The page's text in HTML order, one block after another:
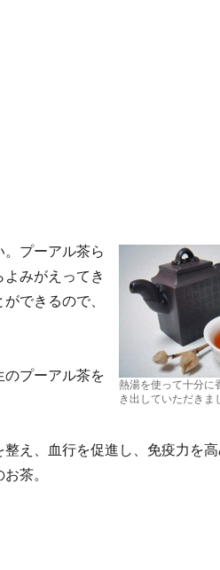
熱湯を使って十分に
き出していただきま
プーアル茶ら
みがえってき
できるので、
のプーアル茶を
え、血行を促進し、免疫力を
茶。